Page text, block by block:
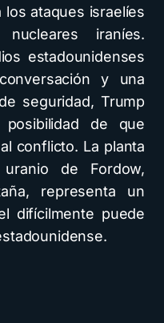
ataques israelíes
iraníes.
estadounidenses
y una
seguridad, Trump
posibilidad de que
conflicto. La planta
de Fordow,
representa un
difícilmente puede